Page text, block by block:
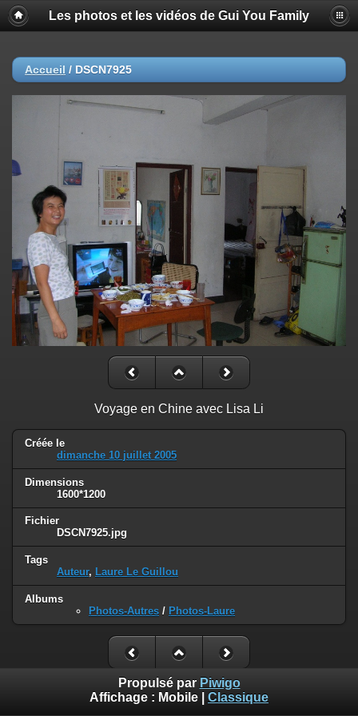
Les photos et les vidéos de Gui You Family
Accueil / DSCN7925
Voyage en Chine avec Lisa Li
Créée le
dimanche 10 juillet 2005
Dimensions
1600*1200
Fichier
DSCN7925.jpg
Tags
Auteur, Laure Le Guillou
Albums
Photos-Autres / Photos-Laure
Propulsé par Piwigo
Affichage : Mobile Classique